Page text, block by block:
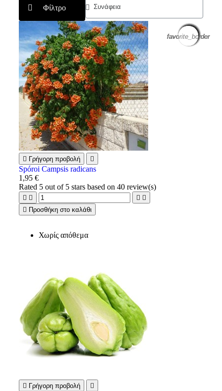
Φίλτρο
favorite_border
 Γρήγορη προβολή 
Spóroi Campsis radicans
1,95 €
Rated 5 out of 5 stars based on40 review(s)
   
 Προσθήκη στο καλάθι
Χωρίς απόθεμα
favorite_border
 Γρήγορη προβολή 
favorite_border
favorite_border
favorite_border
favorite_border
favorite_border
favorite_border
favorite_border
favorite_border
favorite_border
favorite_border